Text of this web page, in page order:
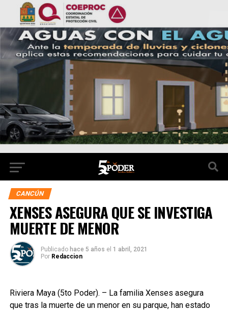
CANCÚN
XENSES ASEGURA QUE SE INVESTIGA
MUERTE DE MENOR
Publicado hace 5 años el 1 abril, 2021
Por Redaccion
Riviera Maya (5to Poder). – La familia Xenses asegura
que tras la muerte de un menor en su parque, han estado